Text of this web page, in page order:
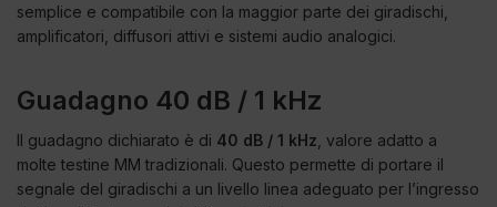
semplice e compatibile con la maggior parte dei giradischi,
amplificatori, diffusori attivi e sistemi audio analogici.
Guadagno 40 dB / 1 kHz
Il guadagno dichiarato è di 40 dB / 1 kHz, valore adatto a
molte testine MM tradizionali. Questo permette di portare il
segnale del giradischi a un livello linea adeguato per l’ingresso